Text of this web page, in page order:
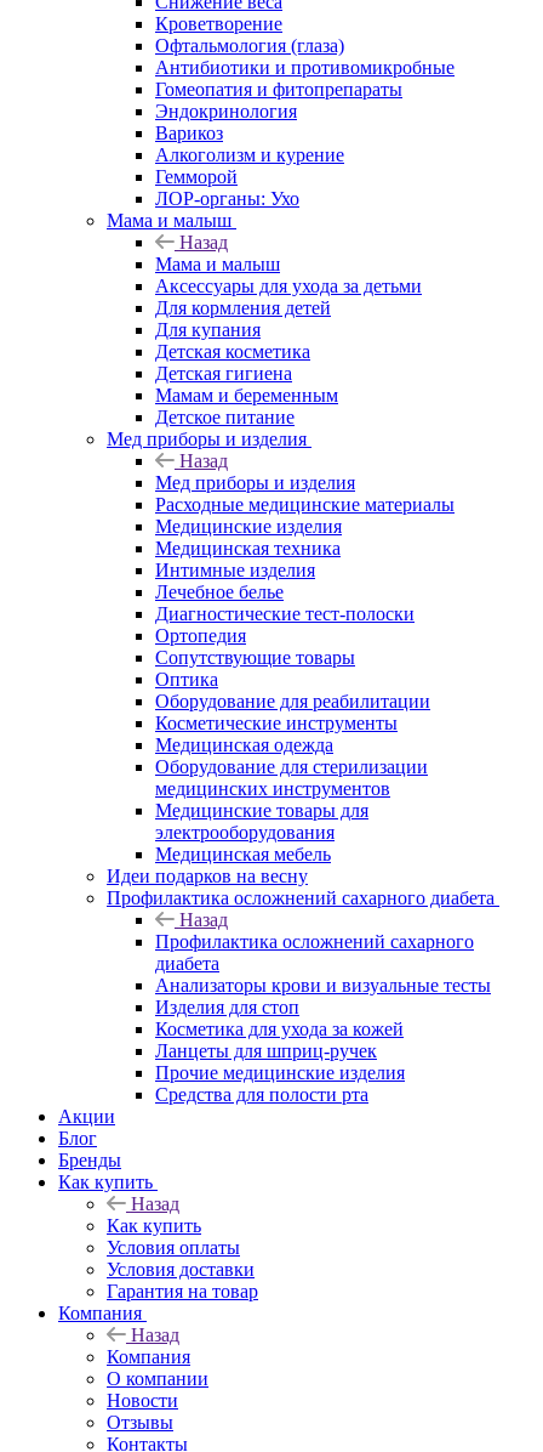
Кроветворение
Офтальмология (глаза)
Антибиотики и противомикробные
Гомеопатия и фитопрепараты
Эндокринология
Варикоз
Алкоголизм и курение
Гемморой
ЛОР-органы: Ухо
Мама и малыш
Назад
Мама и малыш
Аксессуары для ухода за детьми
Для кормления детей
Для купания
Детская косметика
Детская гигиена
Мамам и беременным
Детское питание
Мед приборы и изделия
Назад
Мед приборы и изделия
Расходные медицинские материалы
Медицинские изделия
Медицинская техника
Интимные изделия
Лечебное белье
Диагностические тест-полоски
Ортопедия
Сопутствующие товары
Оптика
Оборудование для реабилитации
Косметические инструменты
Медицинская одежда
Оборудование для стерилизации
медицинских инструментов
Медицинские товары для
электрооборудования
Медицинская мебель
Идеи подарков на весну
Профилактика осложнений сахарного диабета
Назад
Профилактика осложнений сахарного
диабета
Анализаторы крови и визуальные тесты
Изделия для стоп
Косметика для ухода за кожей
Ланцеты для шприц-ручек
Прочие медицинские изделия
Средства для полости рта
Акции
Блог
Бренды
Как купить
Назад
Как купить
Условия оплаты
Условия доставки
Гарантия на товар
Компания
Назад
Компания
О компании
Новости
Отзывы
Контакты